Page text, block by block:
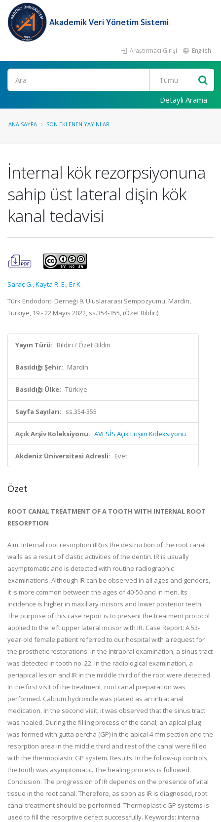
Akademik Veri Yönetim Sistemi
Araştırmacı Girişi English
Ara
Detaylı Arama
ANA SAYFA SON EKLENEN YAYINLAR
İnternal kök rezorpsiyonuna
sahip üst lateral dişin kök
kanal tedavisi
Saraç G.,Kayta R. E.,Er K.
Türk Endodonti Derneği 9. Uluslararası Sempozyumu, Mardin,
Türkiye, 19 - 22 Mayıs 2022, ss.354-355, (Özet Bildiri)
Yayın Türü: Bildiri / Özet Bildiri
Basıldığı Şehir: Mardin
Basıldığı Ülke: Türkiye
Sayfa Sayıları: ss.354-355
Açık Arşiv Koleksiyonu: AVESİS Açık Erişim Koleksiyonu
Akdeniz Üniversitesi Adresli: Evet
Özet
ROOT CANAL TREATMENT OF A TOOTH WITH INTERNAL ROOT
RESORPTION
Aim: Internal root resorption (IR) is the destruction of the root canal
walls as a result of clastic activities of the dentin. IR is usually
asymptomatic and is detected with routine radiographic
examinations. Although IR can be observed in all ages and genders,
it is more common between the ages of 40-50 and in men. Its
incidence is higher in maxillary incisors and lower posterior teeth.
The purpose of this case report is to present the treatment protocol
applied to the left upper lateral incisor with IR. Case Report: A 53-
year-old female patient referred to our hospital with a request for
the prosthetic restorations. In the intraoral examination, a sinus tract
was detected in tooth no. 22. In the radiological examination, a
periapical lesion and IR in the middle third of the root were detected.
In the first visit of the treatment, root canal preparation was
performed. Calcium hydroxide was placed as an intracanal
medication. In the second visit, it was observed that the sinus tract
was healed. During the filling process of the canal; an apical plug
was formed with gutta percha (GP) in the apical 4 mm section and the
resorption area in the middle third and rest of the canal were filled
with the thermoplastic GP system. Results: In the follow-up controls,
the tooth was asymptomatic. The healing process is followed.
Conclusion: The progression of IR depends on the presence of vital
tissue in the root canal. Therefore, as soon as IR is diagnosed, root
canal treatment should be performed. Thermoplastic GP systems is
used to fill the resorptive defect successfully. Keywords: internal